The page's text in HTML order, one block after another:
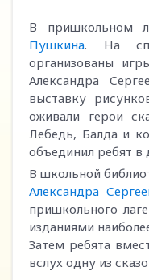
В пришкольном
Пушкина. На
организованы
Александра
выставку
оживали герои
Лебедь, Балда и
объединил ребят
В школьной
Александра
пришкольного
изданиями
Затем ребята
вслух одну из